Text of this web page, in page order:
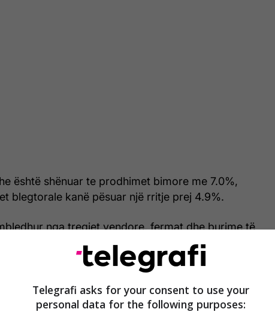
është shënuar te prodhimet bimore me 7.0%,
blegtorale kanë pësuar një rritje prej 4.9%.
nga tregjet vendore, fermat dhe burime të
përfshirë çmimet e produkteve si drithërat,
dhe produktet blegtorale si qumështi, vezët dhe
bazohet në vitin referencë 2020 (2020=100)
Telegrafi asks for your consent to use your
personal data for the following purposes: